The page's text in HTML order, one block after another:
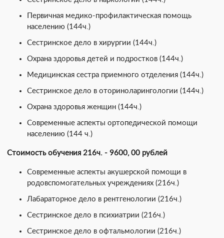
Первичная медико-профилактическая помощь
населению (144ч.)
Сестринское дело в хирургии (144ч.)
Охрана здоровья детей и подростков (144ч.)
Медицинская сестра приемного отделения (144ч.)
Сестринское дело в оториноларингологии (144ч.)
Охрана здоровья женщин (144ч.)
Современные аспекты ортопедической помощи
населению (144 ч.)
Стоимость обучения 216ч. - 9600, 00 рублей
Современные аспекты акушерской помощи в
родовспомогательных учреждениях (216ч.)
Лабараторное дело в рентгенологии (216ч.)
Сестринское дело в психиатрии (216ч.)
Сестринское дело в офтальмологии (216ч.)